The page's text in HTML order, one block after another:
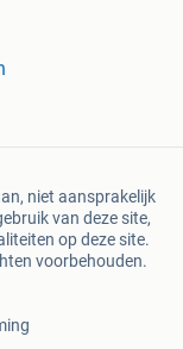
niet aansprakelijk
van deze site,
op deze site.
voorbehouden.